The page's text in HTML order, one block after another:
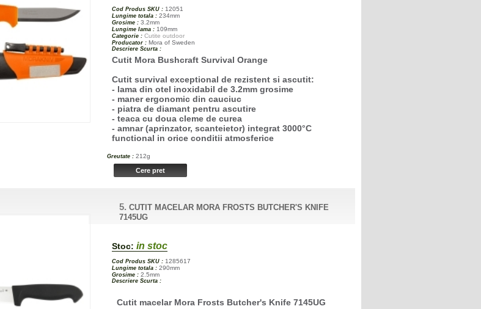
Cod Produs SKU : 12051
Lungime totala : 234mm
Grosime : 3.2mm
Lungime lama : 109mm
Categorie : Cutite outdoor
Producator : Mora of Sweden
Descriere Scurta :
Cutit Mora Bushcraft Survival Orange
Cutit survival exceptional de rezistent si ascutit:
- lama din otel inoxidabil de 3.2mm grosime
- maner ergonomic din cauciuc
- piatra de diamant pentru ascutire
- teaca cu doua cleme de curea
- amnar (aprinzator, scanteietor) integrat 3000°C
functional in orice conditii atmosferice
Greutate : 212g
5.CUTIT MACELAR MORA FROSTS BUTCHER'S KNIFE
7145UG
Stoc: in stoc
Cod Produs SKU : 1285617
Lungime totala : 290mm
Grosime : 2.5mm
Descriere Scurta :
Cutit macelar Mora Frosts Butcher's Knife 7145UG